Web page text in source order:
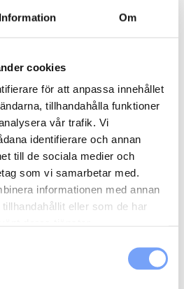
Information Om
cookies
för att anpassa innehållet
tillhandahålla funktioner
vår trafik. Vi
identifierare och annan
till de sociala medier och
som vi samarbetar med.
informationen med annan
eller som de har
för denna produkt.
att lumoad kontaktar mig för hjälp.